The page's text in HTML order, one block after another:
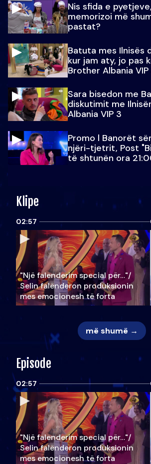
Nis sfida e
memorizoi më
pastat?
Batuta mes Ilnisës
kur jam aty, jo pas
Brother Albania VIP
Sara bisedon me
diskutimit me
Albania VIP 3
Promo l Banorët
njëri-tjetrit, Post
të shtunën ora
Klipe
02:57
"Një falenderim special për…"/
Selin falënderon produksionin
mes emocionesh të forta
më shumë →
Episode
02:57
"Një falenderim special për…"/
Selin falënderon produksionin
mes emocionesh të forta